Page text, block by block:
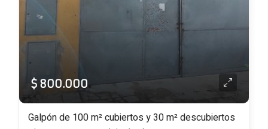
$ 800.000
Galpón de 100 m² cubiertos y 30 m² descubiertos